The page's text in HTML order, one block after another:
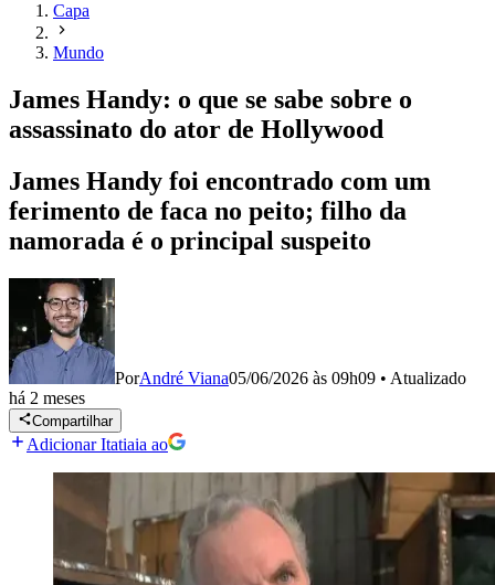
Capa
Mundo
James Handy: o que se sabe sobre o
assassinato do ator de Hollywood
James Handy foi encontrado com um
ferimento de faca no peito; filho da
namorada é o principal suspeito
PorAndré Viana05/06/2026 às 09h09 • Atualizado
há 2 meses
Compartilhar
Adicionar Itatiaia ao